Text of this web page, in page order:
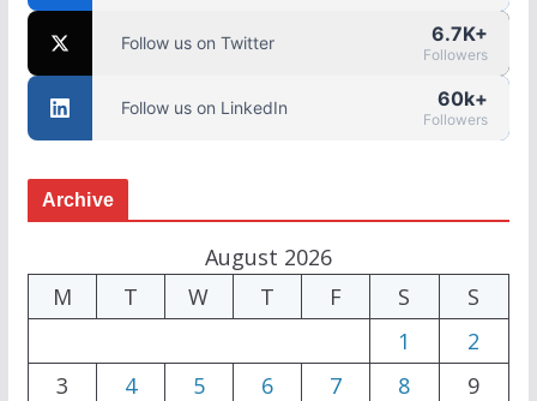
Follow us on Twitter 6.7K+
Followers
Follow us on LinkedIn 60k+
Followers
Archive
August 2026
M
T W T F S
S
1
2
3
4 5 6 7 8
9